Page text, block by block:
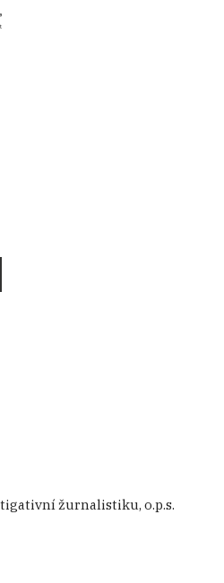
žurnalistiku, o.p.s.